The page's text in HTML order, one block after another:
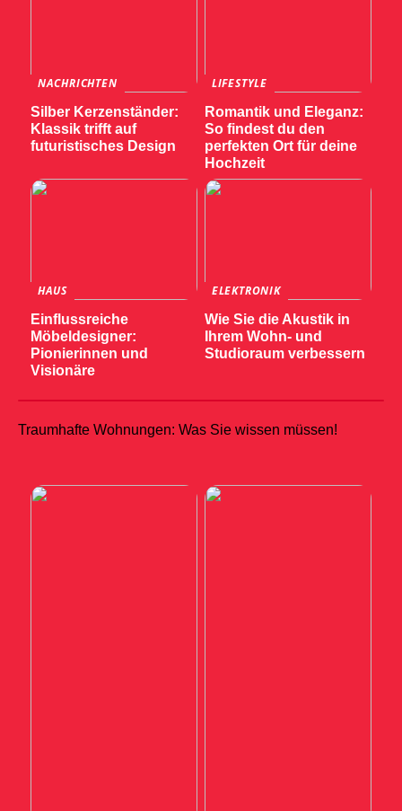
NACHRICHTEN
Silber Kerzenständer:
Klassik trifft auf
futuristisches Design
LIFESTYLE
Romantik und Eleganz:
So findest du den
perfekten Ort für deine
Hochzeit
HAUS
Einflussreiche
Möbeldesigner:
Pionierinnen und
Visionäre
ELEKTRONIK
Wie Sie die Akustik in
Ihrem Wohn- und
Studioraum verbessern
Traumhafte Wohnungen: Was Sie wissen müssen!